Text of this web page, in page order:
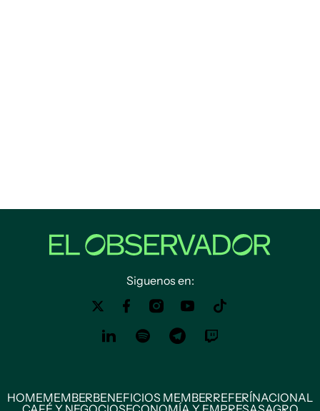
Siguenos en:
HOMEMEMBERBENEFICIOS MEMBERREFERÍNACIONAL